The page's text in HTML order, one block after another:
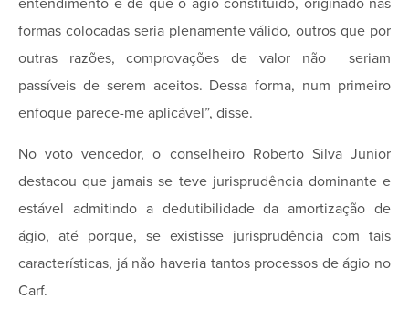
entendimento é de que o ágio constituído, originado nas
formas colocadas seria plenamente válido, outros que por
outras razões, comprovações de valor não seriam
passíveis de serem aceitos. Dessa forma, num primeiro
enfoque parece­-me aplicável”, disse.
No voto vencedor, o conselheiro Roberto Silva Junior
destacou que jamais se teve jurisprudência dominante e
estável admitindo a dedutibilidade da amortização de
ágio, até porque, se existisse jurisprudência com tais
características, já não haveria tantos processos de ágio no
Carf.